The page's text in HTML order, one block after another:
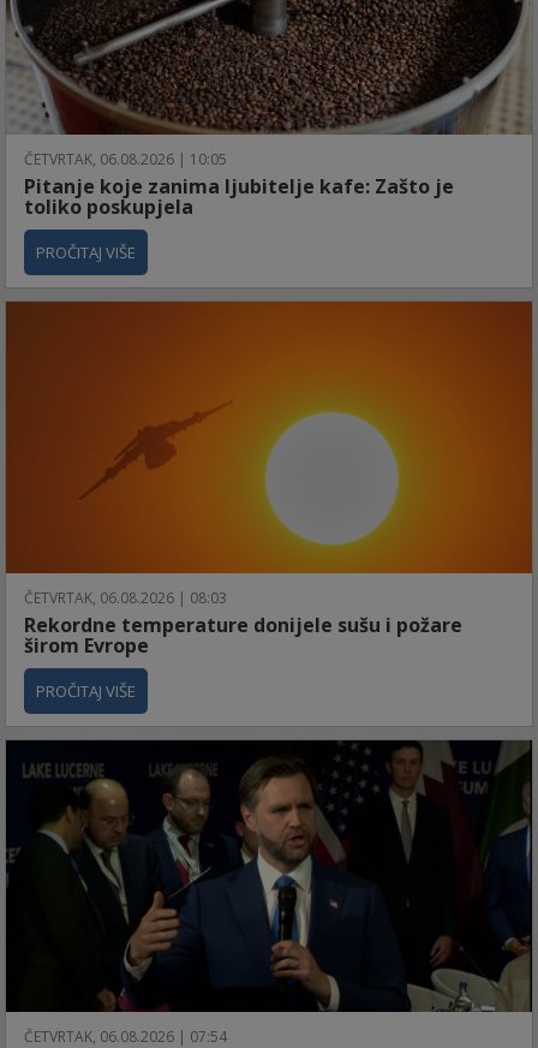
ČETVRTAK, 06.08.2026 | 10:05
Pitanje koje zanima ljubitelje kafe: Zašto je
toliko poskupjela
PROČITAJ VIŠE
ČETVRTAK, 06.08.2026 | 08:03
Rekordne temperature donijele sušu i požare
širom Evrope
PROČITAJ VIŠE
ČETVRTAK, 06.08.2026 | 07:54